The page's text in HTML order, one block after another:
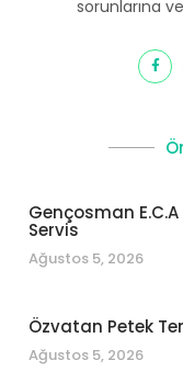
sorunlarına
Gençosman
Servis
Ağustos 5, 2026
Özvatan Petek
Ağustos 5, 2026